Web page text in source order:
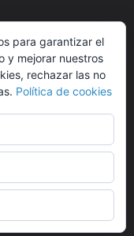
Allegianttema de
para garantizar el
y mejorar nuestros
rechazar las no
Política de cookies